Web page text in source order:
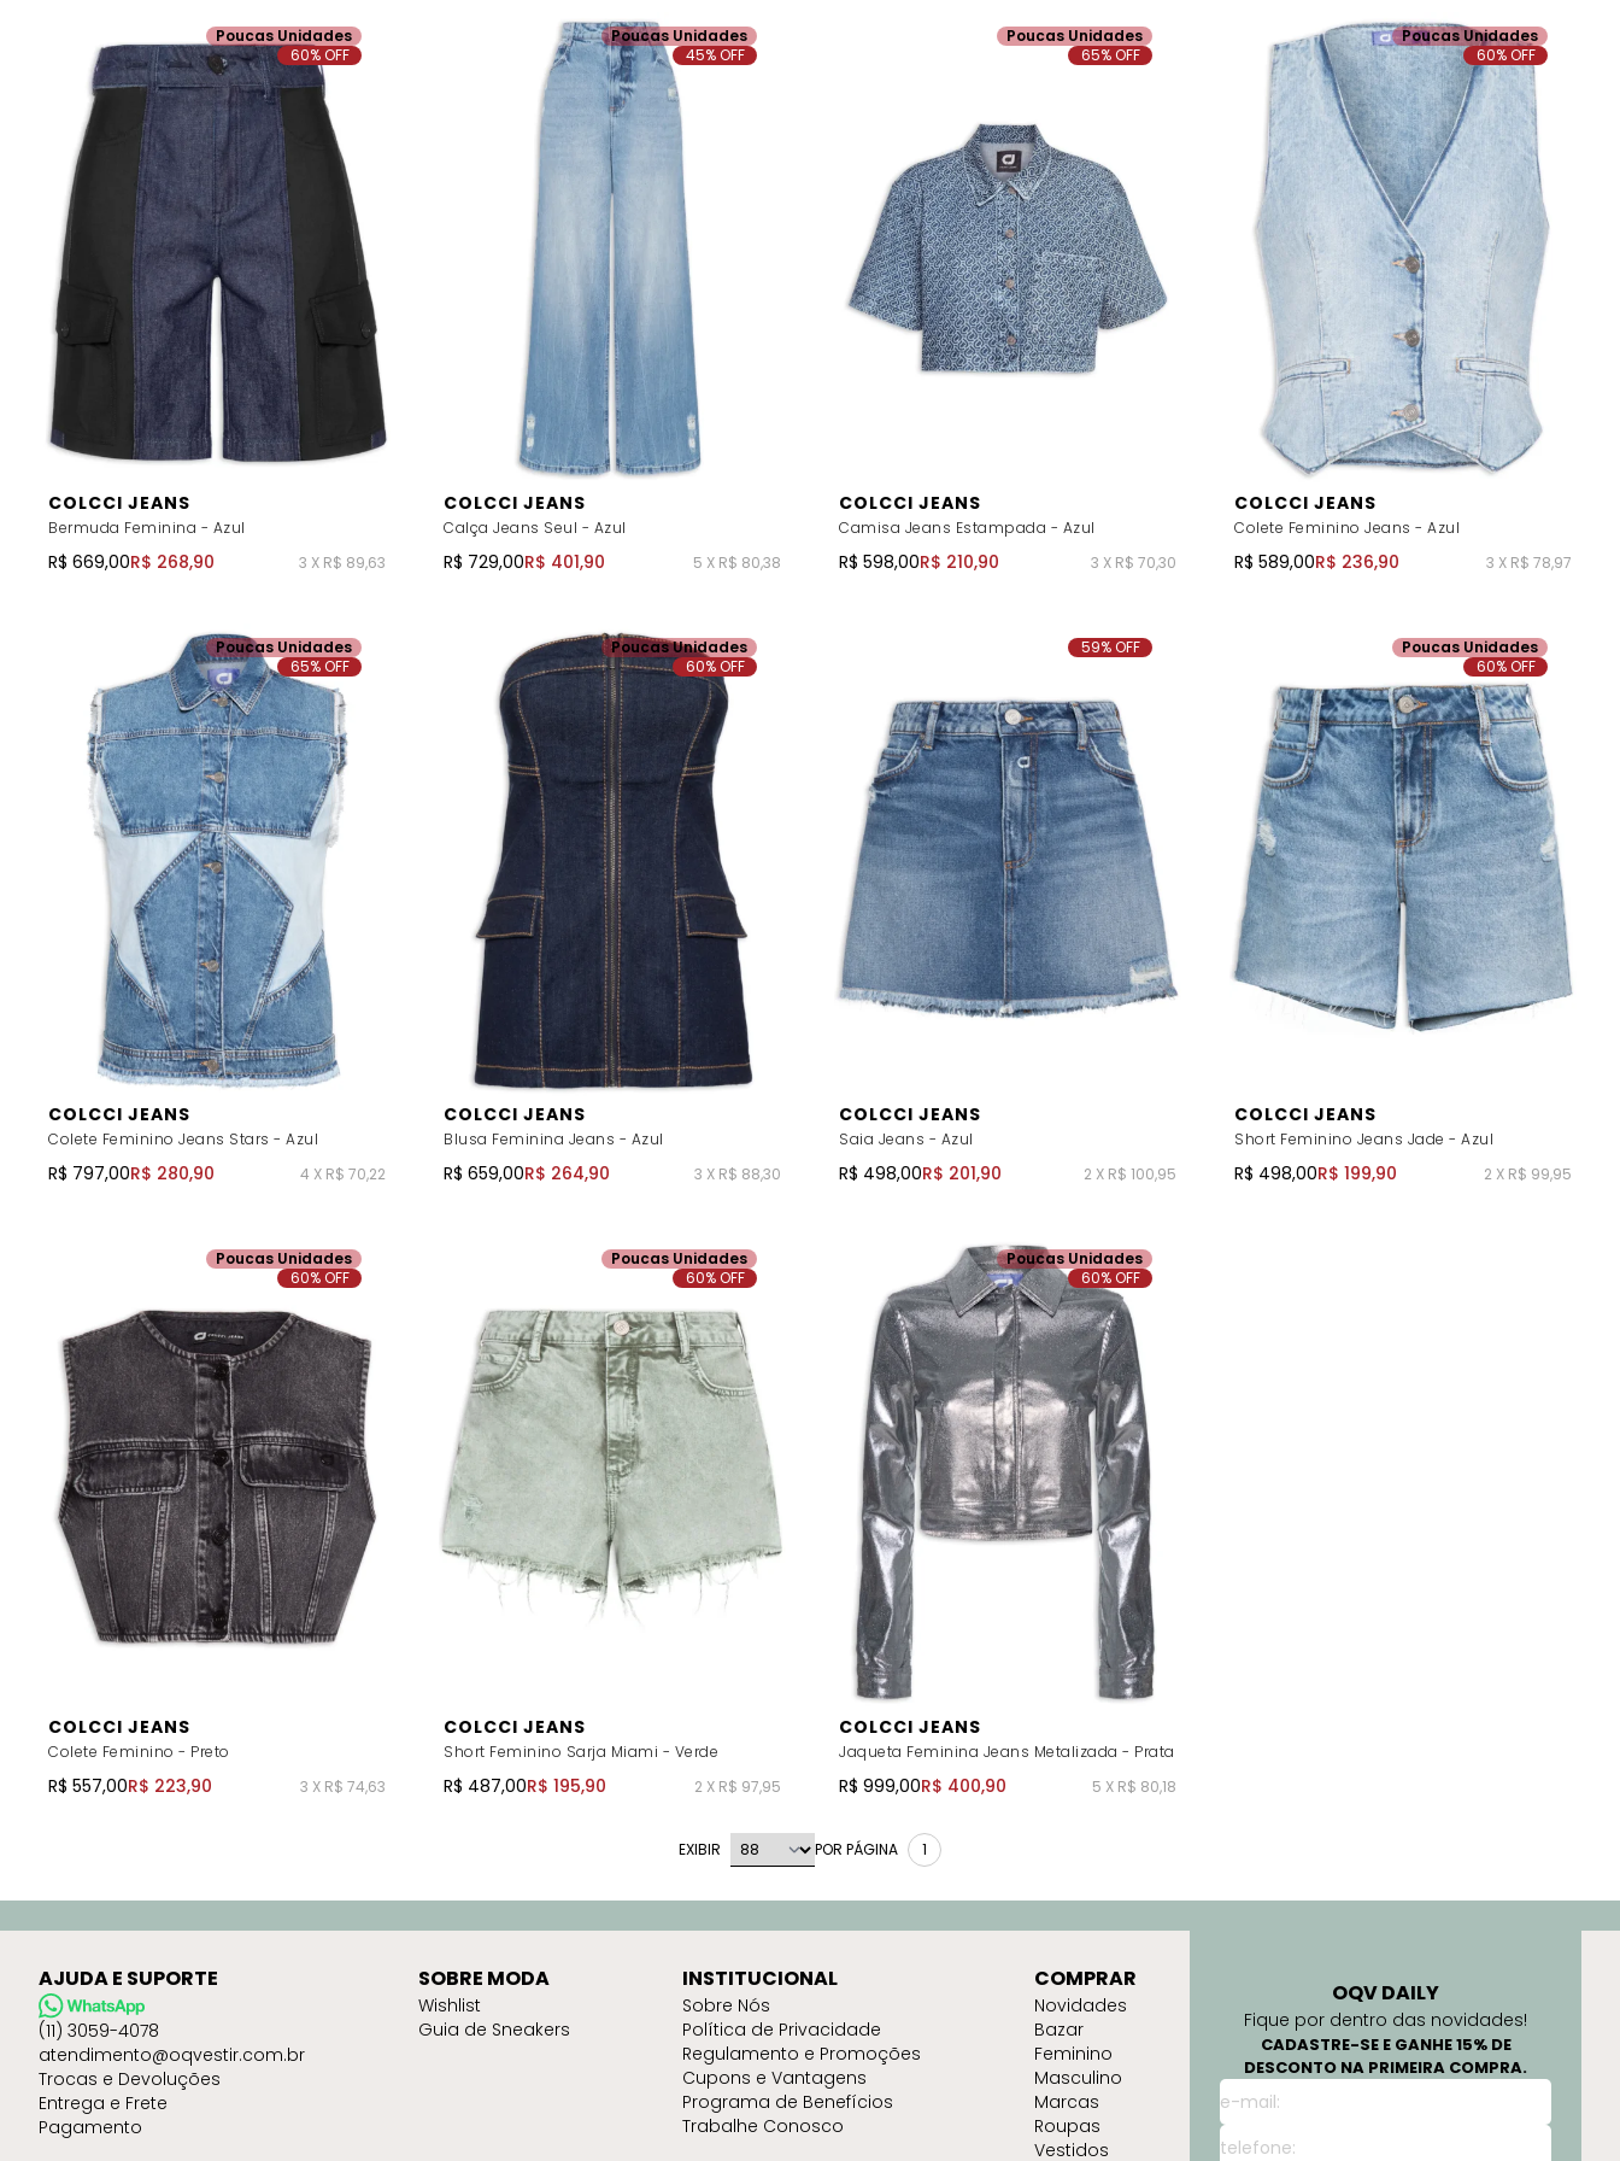
COLCCI JEANS
Bermuda Feminina - Azul
R$ 669,00R$ 268,90 3 X R$ 89,63
Poucas Unidades
60% OFF
COLCCI JEANS
Calça Jeans Seul - Azul
R$ 729,00R$ 401,90 5 X R$ 80,38
Poucas Unidades
45% OFF
COLCCI JEANS
Camisa Jeans Estampada - Azul
R$ 598,00R$ 210,90 3 X R$ 70,30
Poucas Unidades
65% OFF
COLCCI JEANS
Colete Feminino Jeans - Azul
R$ 589,00R$ 236,90 3 X R$ 78,97
Poucas Unidades
60% OFF
COLCCI JEANS
Colete Feminino Jeans Stars - Azul
R$ 797,00R$ 280,90 4 X R$ 70,22
Poucas Unidades
65% OFF
COLCCI JEANS
Blusa Feminina Jeans - Azul
R$ 659,00R$ 264,90 3 X R$ 88,30
Poucas Unidades
60% OFF
COLCCI JEANS
Saia Jeans - Azul
R$ 498,00R$ 201,90 2 X R$ 100,95
59% OFF
COLCCI JEANS
Short Feminino Jeans Jade - Azul
R$ 498,00R$ 199,90 2 X R$ 99,95
Poucas Unidades
60% OFF
COLCCI JEANS
Colete Feminino - Preto
R$ 557,00R$ 223,90 3 X R$ 74,63
Poucas Unidades
60% OFF
COLCCI JEANS
Short Feminino Sarja Miami - Verde
R$ 487,00R$ 195,90 2 X R$ 97,95
Poucas Unidades
60% OFF
COLCCI JEANS
Jaqueta Feminina Jeans Metalizada - Prata
R$ 999,00R$ 400,90 5 X R$ 80,18
Poucas Unidades
60% OFF
EXIBIR POR PÁGINA 1
OQV DAILY
Fique por dentro das novidades!
CADASTRE-SE E GANHE 15% DE
DESCONTO NA PRIMEIRA COMPRA.
AJUDA E SUPORTE
(11) 3059-4078
atendimento@oqvestir.com.br
Trocas e Devoluções
Entrega e Frete
Pagamento
SOBRE MODA
Wishlist
Guia de Sneakers
INSTITUCIONAL
Sobre Nós
Política de Privacidade
Regulamento e Promoções
Cupons e Vantagens
Programa de Benefícios
Trabalhe Conosco
COMPRAR
Novidades
Bazar
Feminino
Masculino
Marcas
Roupas
Vestidos